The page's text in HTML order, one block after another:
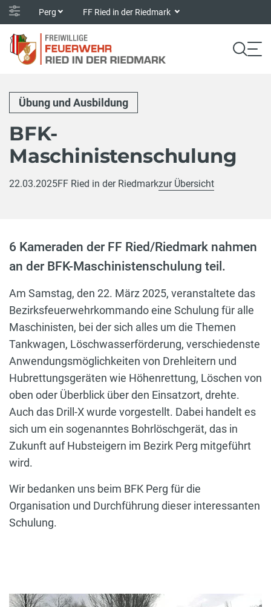
Perg FF Ried in der Riedmark
Übung und Ausbildung
BFK-
Maschinistenschulung
22.03.2025FF Ried in der Riedmarkzur Übersicht
6 Kameraden der FF Ried/Riedmark nahmen
an der BFK-Maschinistenschulung teil.
Am Samstag, den 22. März 2025, veranstaltete das
Bezirksfeuerwehrkommando eine Schulung für alle
Maschinisten, bei der sich alles um die Themen
Tankwagen, Löschwasserförderung, verschiedenste
Anwendungsmöglichkeiten von Drehleitern und
Hubrettungsgeräten wie Höhenrettung, Löschen von
oben oder Überblick über den Einsatzort, drehte.
Auch das Drill-X wurde vorgestellt. Dabei handelt es
sich um ein sogenanntes Bohrlöschgerät, das in
Zukunft auf Hubsteigern im Bezirk Perg mitgeführt
wird.
Wir bedanken uns beim BFK Perg für die
Organisation und Durchführung dieser interessanten
Schulung.